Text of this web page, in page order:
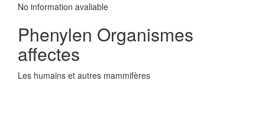
No information avaliable
Phenylen Organismes
affectes
Les humains et autres mammifères